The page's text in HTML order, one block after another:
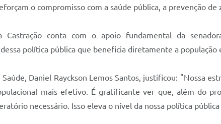
o compromisso com a saúde pública, a prevenção de
Castração conta com o apoio fundamental da
política pública que beneficia diretamente a população
Daniel Rayckson Lemos Santos, justificou: "Nossa
mais efetivo. É gratificante ver que, além do
necessário. Isso eleva o nível da nossa política